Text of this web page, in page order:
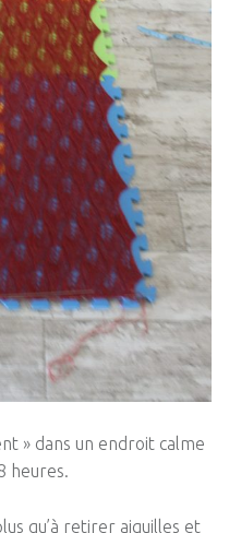
» dans un endroit calme
heures.
qu’à retirer aiguilles et